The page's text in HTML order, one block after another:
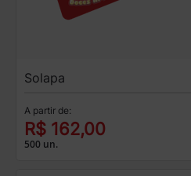
Solapa
A partir de:
R$ 162,00
500 un.